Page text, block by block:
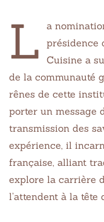
L
a
présidence
Cuisine a
de la communauté
rênes de cette
porter un message
transmission des
expérience, il
française, alliant
explore la carrière
l’attendent à la tête